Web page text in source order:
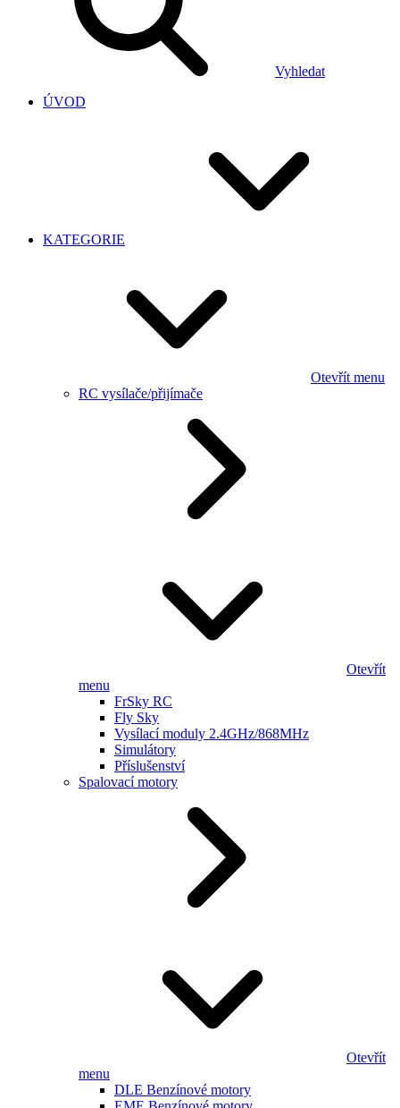
Vyhledat
ÚVOD
KATEGORIE
Otevřít menu
RC vysílače/přijímače
Otevřít
menu
FrSky RC
Fly Sky
Vysílací moduly 2.4GHz/868MHz
Simulátory
Příslušenství
Spalovací motory
Otevřít
menu
DLE Benzínové motory